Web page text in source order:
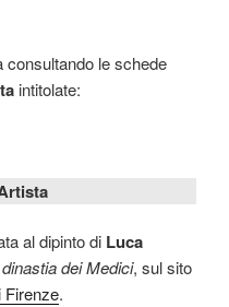
consultando le schede
intitolate:
al dipinto di Luca
dei Medici, sul sito
Firenze.